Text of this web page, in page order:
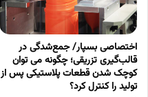
اختصاصی بسپار/ جمع‌شدگی در
قالب‌گیری تزریقی؛ چگونه می توان
کوچک شدن قطعات پلاستیکی پس از
تولید را کنترل کرد؟